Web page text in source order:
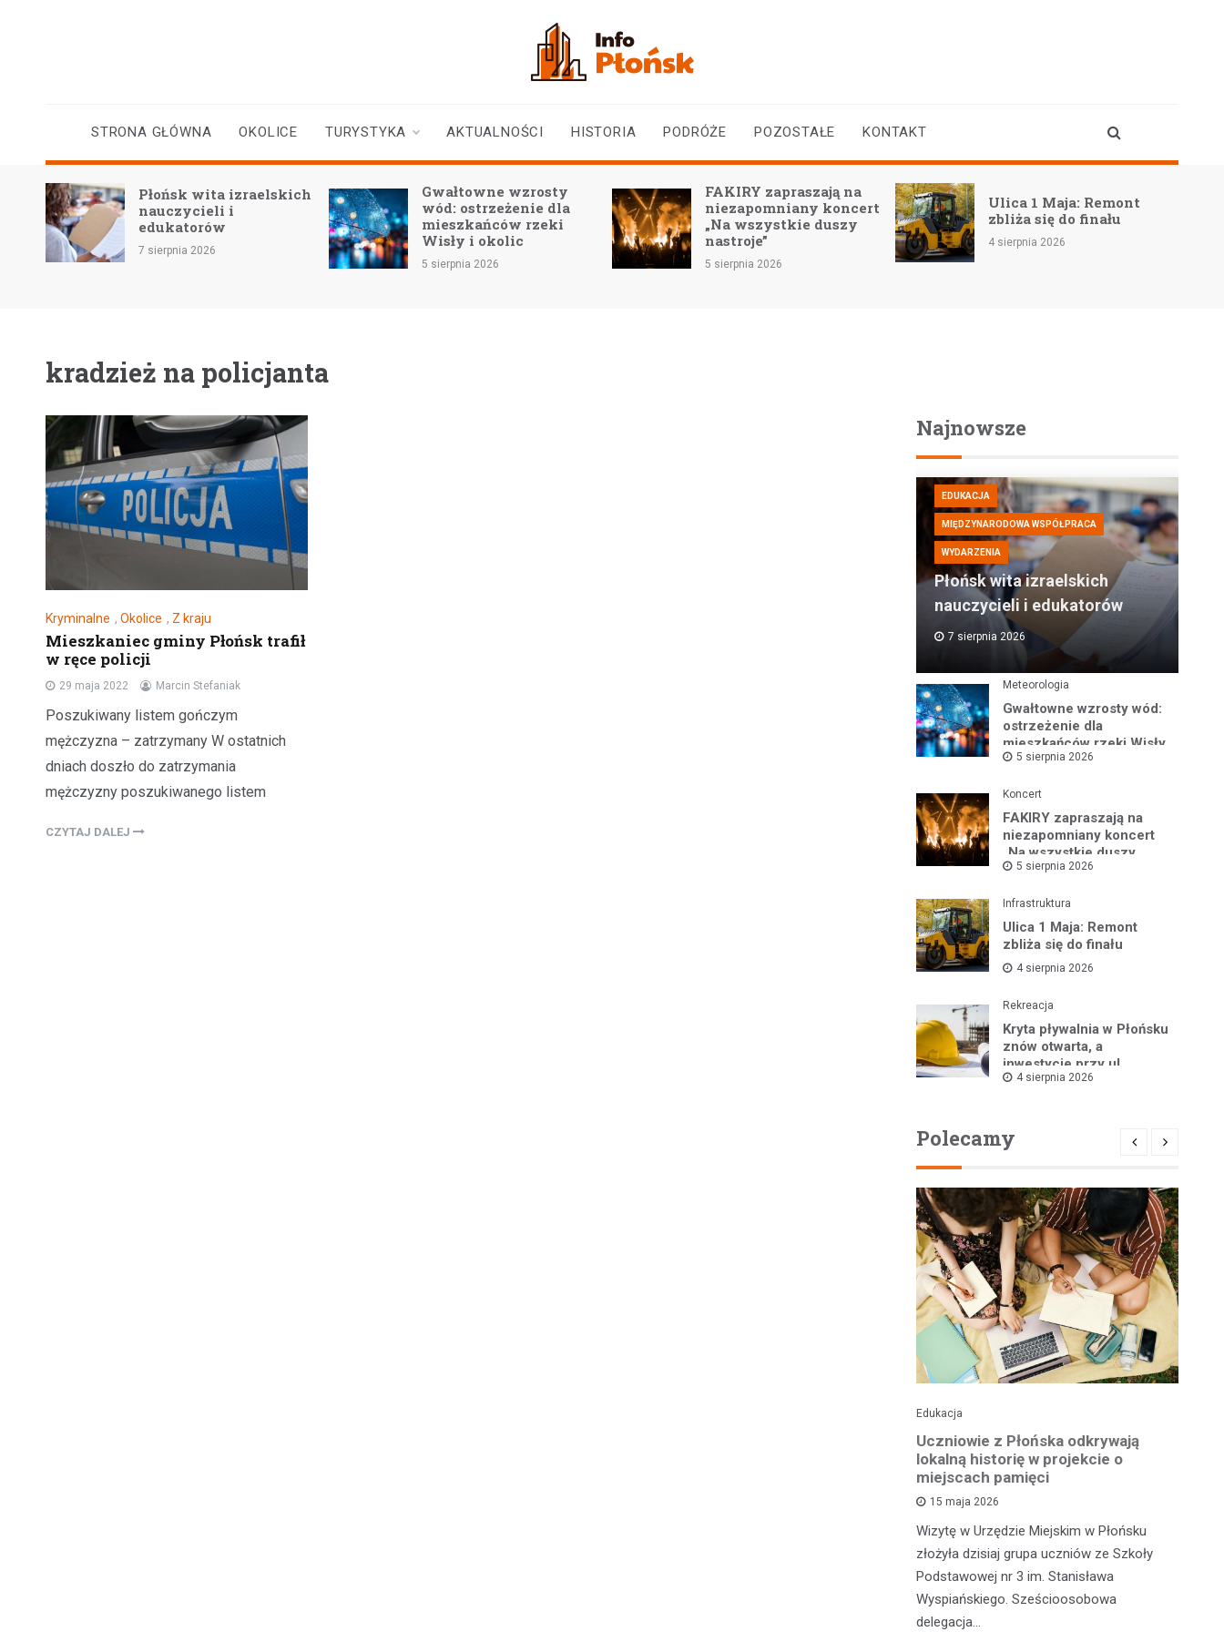
STRONA GŁÓWNA OKOLICE TURYSTYKA AKTUALNOŚCI HISTORIA PODRÓŻE POZOSTAŁE KONTAKT
Płońsk wita izraelskich
nauczycieli i
edukatorów
7 sierpnia 2026
Gwałtowne wzrosty
wód: ostrzeżenie dla
mieszkańców rzeki
Wisły i okolic
5 sierpnia 2026
FAKIRY zapraszają na
niezapomniany koncert
„Na wszystkie duszy
nastroje”
5 sierpnia 2026
Ulica 1 Maja: Remont
zbliża się do finału
4 sierpnia 2026
kradzież na policjanta
Kryminalne , Okolice , Z kraju
Mieszkaniec gminy Płońsk trafił
w ręce policji
29 maja 2022 Marcin Stefaniak
Poszukiwany listem gończym
mężczyzna – zatrzymany W ostatnich
dniach doszło do zatrzymania
mężczyzny poszukiwanego listem
CZYTAJ DALEJ
Najnowsze
EDUKACJA
MIĘDZYNARODOWA WSPÓŁPRACA
WYDARZENIA
Płońsk wita izraelskich
nauczycieli i edukatorów
7 sierpnia 2026
Meteorologia
Gwałtowne wzrosty wód:
ostrzeżenie dla
mieszkańców rzeki Wisły
i okolic
5 sierpnia 2026
Koncert
FAKIRY zapraszają na
niezapomniany koncert
„Na wszystkie duszy
nastroje”
5 sierpnia 2026
Infrastruktura
Ulica 1 Maja: Remont
zbliża się do finału
4 sierpnia 2026
Rekreacja
Kryta pływalnia w Płońsku
znów otwarta, a
inwestycje przy ul.
Kopernika w toku
4 sierpnia 2026
Polecamy
Edukacja
Uczniowie z Płońska odkrywają
lokalną historię w projekcie o
miejscach pamięci
15 maja 2026
Wizytę w Urzędzie Miejskim w Płońsku
złożyła dzisiaj grupa uczniów ze Szkoły
Podstawowej nr 3 im. Stanisława
Wyspiańskiego. Sześcioosobowa
delegacja…